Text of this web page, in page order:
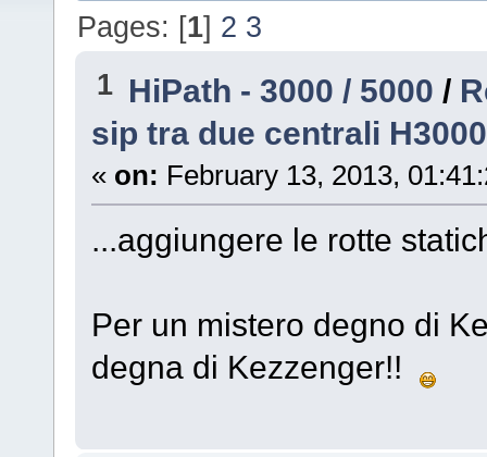
Pages: [1] 2 3
1 HiPath - 3000 / 5000 /
sip tra due centrali H3000
« on: February 13, 2013,
...aggiungere le rotte
Per un mistero degno di
degna di Kezzenger!!